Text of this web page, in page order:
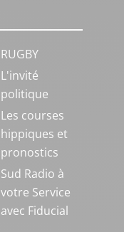
RUGBY
L'invité
politique
Les courses
hippiques et
pronostics
Sud Radio à
votre Service
avec Fiducial